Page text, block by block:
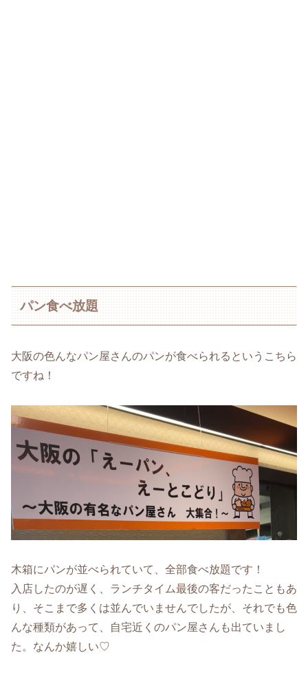
パン食べ放題
大阪の色んなパン屋さんのパンが食べられるというこちら
ですね！
木箱にパンが並べられていて、全部食べ放題です！
入店したのが遅く、ランチタイム最後の客だったこともあ
り、そこまで多くは並んでいませんでしたが、それでも色
んな種類があって、自宅近くのパン屋さんも出ていまし
た。なんか嬉しい♡